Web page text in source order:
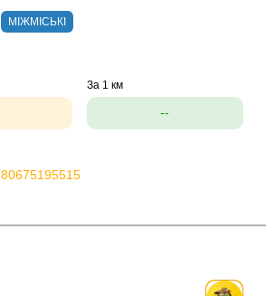
МІЖМІСЬКІ
За 1 км
--